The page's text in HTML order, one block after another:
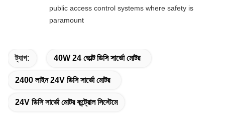
public access control systems where safety is
paramount
ট্যাগ: 40W 24 ভোল্ট ডিসি সার্ভো মোটর
2400 লাইন 24V ডিসি সার্ভো মোটর
24V ডিসি সার্ভো মোটর কন্ট্রোল সিস্টেমে